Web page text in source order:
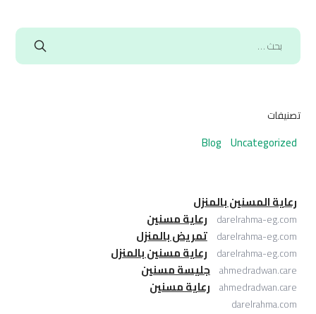
تصنيفات
Blog Uncategorized
رعاية المسنين بالمنزل
darelrahma-eg.com رعاية مسنين
darelrahma-eg.com تمريض بالمنزل
darelrahma-eg.com رعاية مسنين بالمنزل
ahmedradwan.care جليسة مسنين
ahmedradwan.care رعاية مسنين
darelrahma.com